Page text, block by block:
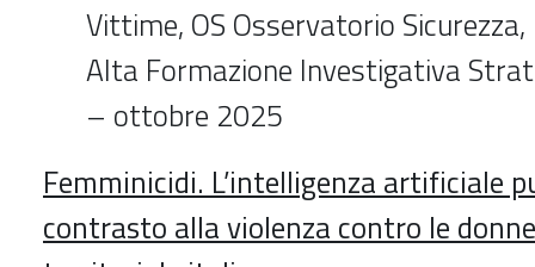
Vittime, OS Osservatorio Sicurezza,
Alta Formazione Investigativa
– ottobre 2025
Femminicidi. L’intelligenza artificiale
contrasto alla violenza contro le